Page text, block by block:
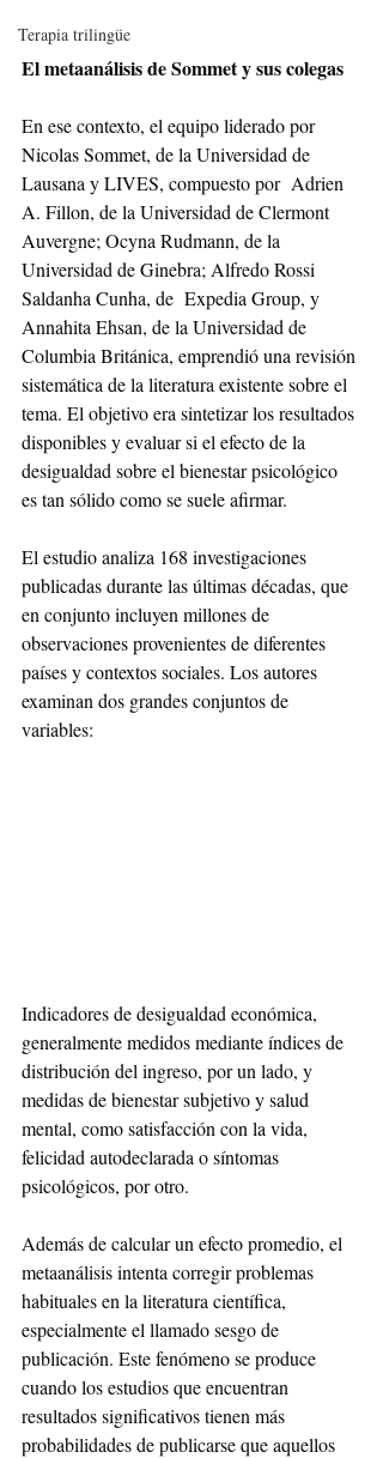
Terapia trilingüe
El metaanálisis de Sommet y sus colegas
En ese contexto, el equipo liderado por
Nicolas Sommet, de la Universidad de
Lausana y LIVES, compuesto por  Adrien
A. Fillon, de la Universidad de Clermont
Auvergne; Ocyna Rudmann, de la
Universidad de Ginebra; Alfredo Rossi
Saldanha Cunha, de  Expedia Group, y
Annahita Ehsan, de la Universidad de
Columbia Británica, emprendió una revisión
sistemática de la literatura existente sobre el
tema. El objetivo era sintetizar los resultados
disponibles y evaluar si el efecto de la
desigualdad sobre el bienestar psicológico
es tan sólido como se suele afirmar.
El estudio analiza 168 investigaciones
publicadas durante las últimas décadas, que
en conjunto incluyen millones de
observaciones provenientes de diferentes
países y contextos sociales. Los autores
examinan dos grandes conjuntos de
variables:
Indicadores de desigualdad económica,
generalmente medidos mediante índices de
distribución del ingreso, por un lado, y
medidas de bienestar subjetivo y salud
mental, como satisfacción con la vida,
felicidad autodeclarada o síntomas
psicológicos, por otro.
Además de calcular un efecto promedio, el
metaanálisis intenta corregir problemas
habituales en la literatura científica,
especialmente el llamado sesgo de
publicación. Este fenómeno se produce
cuando los estudios que encuentran
resultados significativos tienen más
probabilidades de publicarse que aquellos